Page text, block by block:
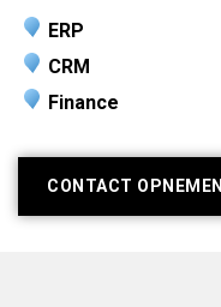
ERP
CRM
Finance
CONTACT OPNEMEN